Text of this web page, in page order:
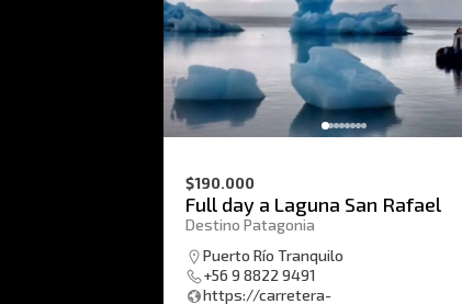
$190.000
Full day a Laguna San Rafael
Destino Patagonia
Puerto Río Tranquilo
+56 9 8822 9491
https://carretera-